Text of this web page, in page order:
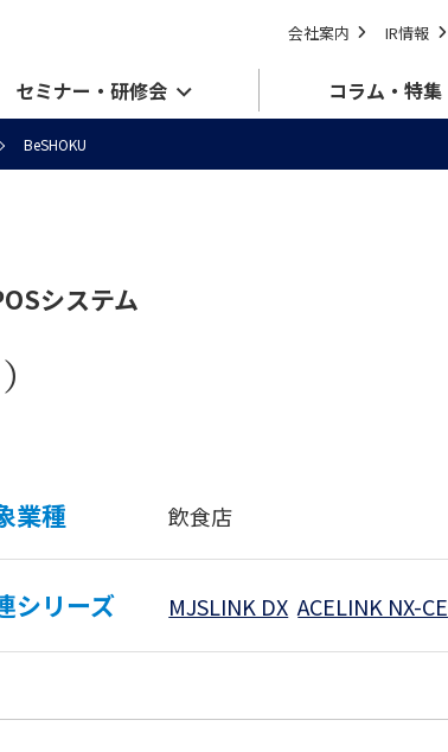
会社案内 IR情報
セミナー・研修会 コラム・特集
BeSHOKU
システム
業種 飲食店
シリーズ MJSLINK DX ACELINK NX-CE